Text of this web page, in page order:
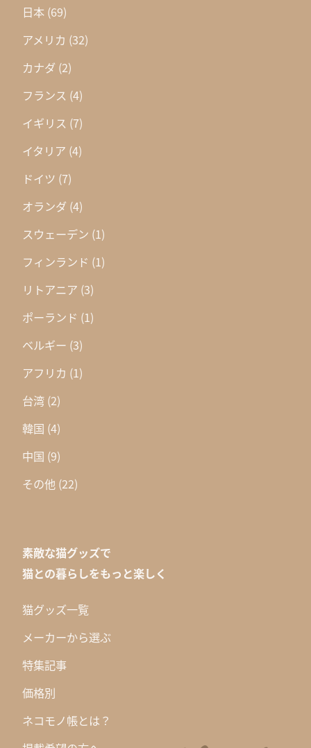
日本 (69)
アメリカ (32)
カナダ (2)
フランス (4)
イギリス (7)
イタリア (4)
ドイツ (7)
オランダ (4)
スウェーデン (1)
フィンランド (1)
リトアニア (3)
ポーランド (1)
ベルギー (3)
アフリカ (1)
台湾 (2)
韓国 (4)
中国 (9)
その他 (22)
素敵な猫グッズで
猫との暮らしをもっと楽しく
猫グッズ一覧
メーカーから選ぶ
特集記事
価格別
ネコモノ帳とは？